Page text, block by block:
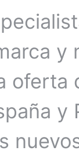
y
oferta